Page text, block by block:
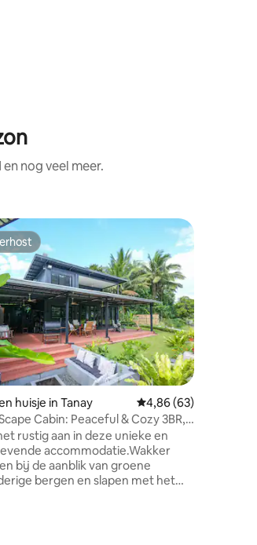
nog veel meer.
van 4,97 uit 5, 113 recensies
huisje in Tanay Gemiddelde
4,86 (63)
Cabin: Peaceful & Cozy 3BR,
Rizalrustig aan in deze unieke en
accommodatie.Wakker
bij de aanblik van groene
bergen en slapen met het